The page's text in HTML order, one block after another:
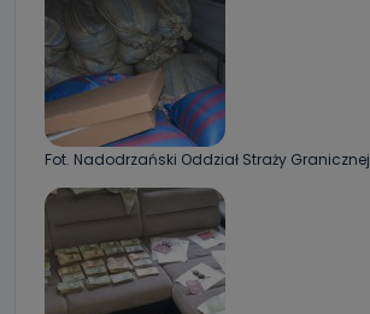
Fot. Nadodrzański Oddział Straży Granicznej